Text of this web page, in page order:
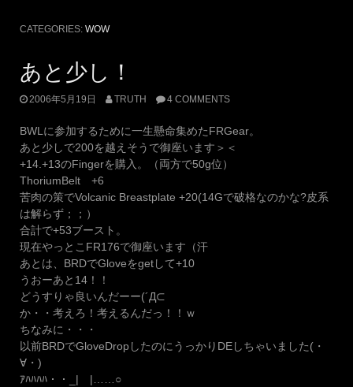
CATEGORIES: WOW
あと少し！
2006年5月19日 TRUTH 4 COMMENTS
BWLに参加するために一生懸命集めたFRGear。
あと少しで200を越えそうで御座います＞＜
+14.+13のFingerを購入。（両方で50g位）
ThoriumBelt +6
苦肉の策でVolcanic Breastplate +20(14Gで破格なのかな?皮系
は解らず；；）
合計で+53ブースト。
現在やっとこFR176で御座います（汗
あとは、BRDでGloveをgetして+10
うおーあと14！！
どうすりゃ良いんだーー(´Д⊂
か・・考えろ！考えるんだっ！！ｗ
ちなみに・・・
以前BRDでGloveDropしたのにうっかりDEしちゃいました(・
∀・)
ｱﾊﾊﾊﾊ・・_|￣|……○